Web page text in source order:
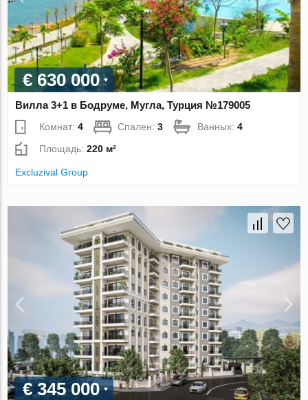
€ 630 000
Вилла 3+1 в Бодруме, Мугла, Турция №179005
Комнат:4 Спален:3 Ванных:4
Площадь:220 м²
Excluzival Group
€ 345 000